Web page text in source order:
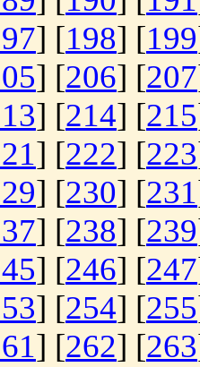
] [198] [199
] [206] [207
] [214] [215
] [222] [223
] [230] [231
] [238] [239
] [246] [247
] [254] [255
] [262] [263